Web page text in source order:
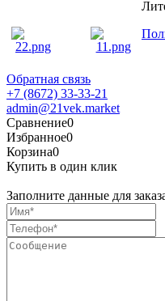
Обратная связь
+7 (8672) 33-33-21
admin@21vek.market
Сравнение0
Избранное0
Корзина0
Купить в один клик
Заполните данные для